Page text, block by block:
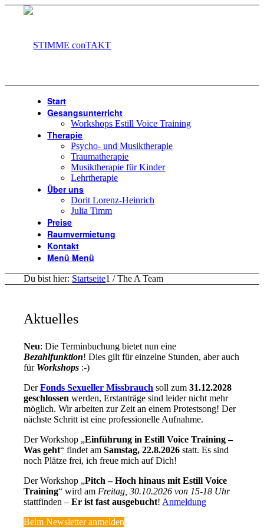
Start
Gesangsunterricht
Workshops Estill Voice Training
Therapie
Psycho- und Musiktherapie
Traumatherapie
Musiktherapie für Kinder
Lehrtherapie
Über uns
Dorit Lorenz-Heinrich
Julia Timm
Preise
Raumvermietung
Kontakt
Menü Menü
Du bist hier: Startseite1 / The A Team
Aktuelles
Neu: Die Terminbuchung bietet nun eine
Bezahlfunktion! Dies gilt für einzelne Stunden, aber auch
für Workshops :-)
Der Fonds Sexueller Missbrauch soll zum31.12.2028
geschlossen werden, Erstanträge sind leider nicht mehr
möglich. Wir arbeiten zur Zeit an einem Protestsong! Der
nächste Schritt ist eine professionelle Aufnahme.
Der Workshop „Einführung in Estill Voice Training –
Was geht“ findet amSamstag, 22.8.2026 statt. Es sind
noch Plätze frei, ich freue mich auf Dich!
Der Workshop „Pitch – Hoch hinaus mit Estill Voice
Training“ wird am Freitag, 30.10.2026 von 15-18 Uhr
stattfinden –Er ist fast ausgebucht! Anmeldung
Beim Newsletter anmelden